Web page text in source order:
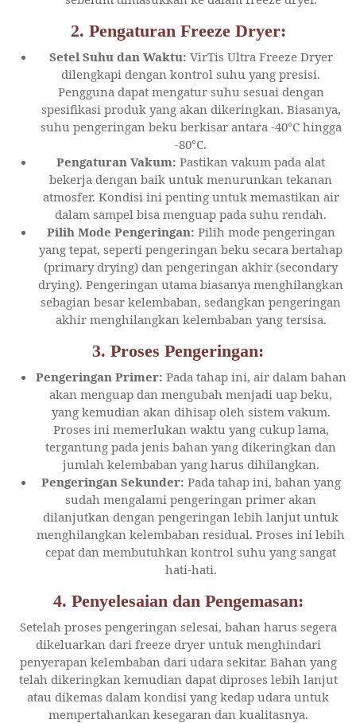
2. Pengaturan Freeze Dryer:
Setel Suhu dan Waktu: VirTis Ultra Freeze Dryer
dilengkapi dengan kontrol suhu yang presisi.
Pengguna dapat mengatur suhu sesuai dengan
spesifikasi produk yang akan dikeringkan. Biasanya,
suhu pengeringan beku berkisar antara -40°C hingga
-80°C.
Pengaturan Vakum: Pastikan vakum pada alat
bekerja dengan baik untuk menurunkan tekanan
atmosfer. Kondisi ini penting untuk memastikan air
dalam sampel bisa menguap pada suhu rendah.
Pilih Mode Pengeringan: Pilih mode pengeringan
yang tepat, seperti pengeringan beku secara bertahap
(primary drying) dan pengeringan akhir (secondary
drying). Pengeringan utama biasanya menghilangkan
sebagian besar kelembaban, sedangkan pengeringan
akhir menghilangkan kelembaban yang tersisa.
3. Proses Pengeringan:
Pengeringan Primer: Pada tahap ini, air dalam bahan
akan menguap dan mengubah menjadi uap beku,
yang kemudian akan dihisap oleh sistem vakum.
Proses ini memerlukan waktu yang cukup lama,
tergantung pada jenis bahan yang dikeringkan dan
jumlah kelembaban yang harus dihilangkan.
Pengeringan Sekunder: Pada tahap ini, bahan yang
sudah mengalami pengeringan primer akan
dilanjutkan dengan pengeringan lebih lanjut untuk
menghilangkan kelembaban residual. Proses ini lebih
cepat dan membutuhkan kontrol suhu yang sangat
hati-hati.
4. Penyelesaian dan Pengemasan:
Setelah proses pengeringan selesai, bahan harus segera
dikeluarkan dari freeze dryer untuk menghindari
penyerapan kelembaban dari udara sekitar. Bahan yang
telah dikeringkan kemudian dapat diproses lebih lanjut
atau dikemas dalam kondisi yang kedap udara untuk
mempertahankan kesegaran dan kualitasnya.